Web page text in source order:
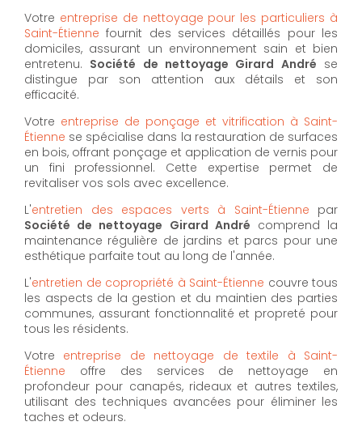
Votre entreprise de nettoyage pour les particuliers à
Saint-Étienne fournit des services détaillés pour les
domiciles, assurant un environnement sain et bien
entretenu. Société de nettoyage Girard André se
distingue par son attention aux détails et son
efficacité.
Votre entreprise de ponçage et vitrification à Saint-
Étienne se spécialise dans la restauration de surfaces
en bois, offrant ponçage et application de vernis pour
un fini professionnel. Cette expertise permet de
revitaliser vos sols avec excellence.
L'entretien des espaces verts à Saint-Étienne par
Société de nettoyage Girard André comprend la
maintenance régulière de jardins et parcs pour une
esthétique parfaite tout au long de l'année.
L'entretien de copropriété à Saint-Étienne couvre tous
les aspects de la gestion et du maintien des parties
communes, assurant fonctionnalité et propreté pour
tous les résidents.
Votre entreprise de nettoyage de textile à Saint-
Étienne offre des services de nettoyage en
profondeur pour canapés, rideaux et autres textiles,
utilisant des techniques avancées pour éliminer les
taches et odeurs.